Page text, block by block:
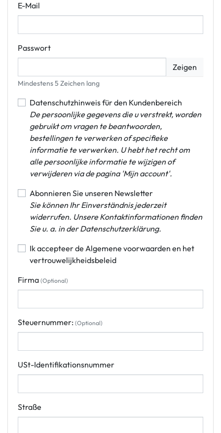
E-Mail
Passwort
Zeigen
Mindestens 5 Zeichen lang
Datenschutzhinweis für den Kundenbereich
De persoonlijke gegevens die u verstrekt, worden
gebruikt om vragen te beantwoorden,
bestellingen te verwerken of specifieke
informatie te verwerken. U hebt het recht om
alle persoonlijke informatie te wijzigen of
verwijderen via de pagina 'Mijn account'.
Abonnieren Sie unseren Newsletter
Sie können Ihr Einverständnis jederzeit
widerrufen. Unsere Kontaktinformationen finden
Sie u. a. in der Datenschutzerklärung.
Ik accepteer de Algemene voorwaarden en het
vertrouwelijkheidsbeleid
Firma (Optional)
Steuernummer: (Optional)
USt-Identifikationsnummer
Straße